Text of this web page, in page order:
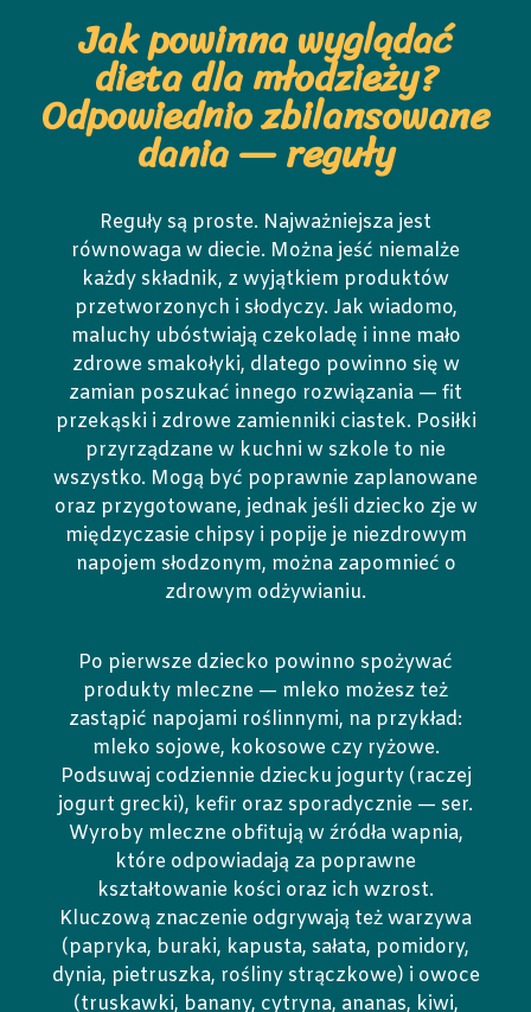
Jak powinna wyglądać
dieta dla młodzieży?
Odpowiednio zbilansowane
dania — reguły
Reguły są proste. Najważniejsza jest
równowaga w diecie. Można jeść niemalże
każdy składnik, z wyjątkiem produktów
przetworzonych i słodyczy. Jak wiadomo,
maluchy ubóstwiają czekoladę i inne mało
zdrowe smakołyki, dlatego powinno się w
zamian poszukać innego rozwiązania — fit
przekąski i zdrowe zamienniki ciastek. Posiłki
przyrządzane w kuchni w szkole to nie
wszystko. Mogą być poprawnie zaplanowane
oraz przygotowane, jednak jeśli dziecko zje w
międzyczasie chipsy i popije je niezdrowym
napojem słodzonym, można zapomnieć o
zdrowym odżywianiu.
Po pierwsze dziecko powinno spożywać
produkty mleczne — mleko możesz też
zastąpić napojami roślinnymi, na przykład:
mleko sojowe, kokosowe czy ryżowe.
Podsuwaj codziennie dziecku jogurty (raczej
jogurt grecki), kefir oraz sporadycznie — ser.
Wyroby mleczne obfitują w źródła wapnia,
które odpowiadają za poprawne
kształtowanie kości oraz ich wzrost.
Kluczową znaczenie odgrywają też warzywa
(papryka, buraki, kapusta, sałata, pomidory,
dynia, pietruszka, rośliny strączkowe) i owoce
(truskawki, banany, cytryna, ananas, kiwi,